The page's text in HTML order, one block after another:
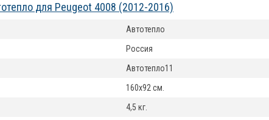
для Peugeot 4008 (2012-2016)
Автотепло
Россия
Автотепло11
160x92 см.
4,5 кг.